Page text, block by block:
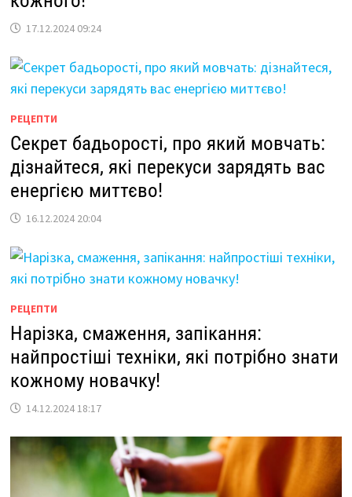
17.12.2024 09:24
РЕЦЕПТИ
Секрет бадьорості, про який мовчать:
дізнайтеся, які перекуси зарядять вас
енергією миттєво!
16.12.2024 20:04
РЕЦЕПТИ
Нарізка, смаження, запікання:
найпростіші техніки, які потрібно знати
кожному новачку!
14.12.2024 18:17